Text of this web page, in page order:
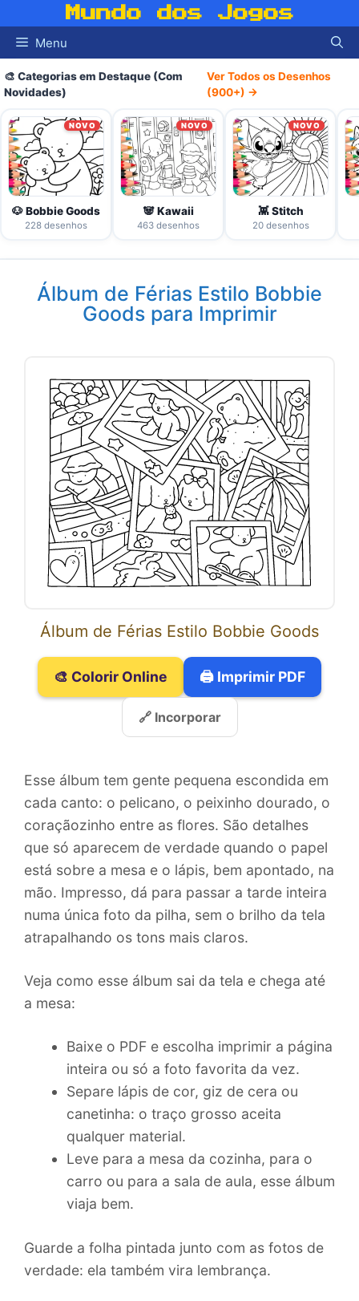
para
conteúdo
Mundo dos Jogos
Menu
🎨 Categorias em Destaque (Com
Novidades)
Ver Todos os Desenhos
(900+) →
NOVO
🐶 Bobbie Goods
228 desenhos
NOVO
🐼 Kawaii
463 desenhos
NOVO
👾 Stitch
20 desenhos
Álbum de Férias Estilo Bobbie
Goods para Imprimir
Álbum de Férias Estilo Bobbie Goods
🎨 Colorir Online 🖨️ Imprimir PDF
🔗 Incorporar
Esse álbum tem gente pequena escondida em
cada canto: o pelicano, o peixinho dourado, o
coraçãozinho entre as flores. São detalhes
que só aparecem de verdade quando o papel
está sobre a mesa e o lápis, bem apontado, na
mão. Impresso, dá para passar a tarde inteira
numa única foto da pilha, sem o brilho da tela
atrapalhando os tons mais claros.
Veja como esse álbum sai da tela e chega até
a mesa:
Baixe o PDF e escolha imprimir a página
inteira ou só a foto favorita da vez.
Separe lápis de cor, giz de cera ou
canetinha: o traço grosso aceita
qualquer material.
Leve para a mesa da cozinha, para o
carro ou para a sala de aula, esse álbum
viaja bem.
Guarde a folha pintada junto com as fotos de
verdade: ela também vira lembrança.